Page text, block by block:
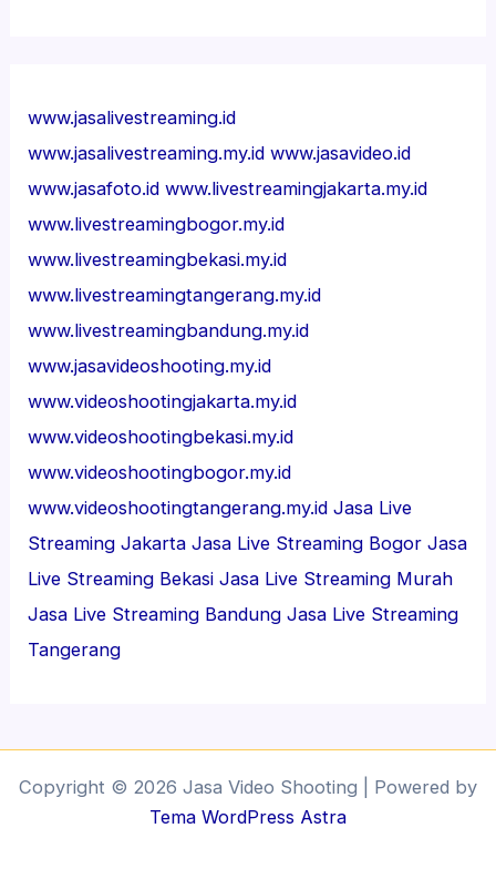
www.jasalivestreaming.id
www.jasalivestreaming.my.id www.jasavideo.id
www.jasafoto.id www.livestreamingjakarta.my.id
www.livestreamingbogor.my.id
www.livestreamingbekasi.my.id
www.livestreamingtangerang.my.id
www.livestreamingbandung.my.id
www.jasavideoshooting.my.id
www.videoshootingjakarta.my.id
www.videoshootingbekasi.my.id
www.videoshootingbogor.my.id
www.videoshootingtangerang.my.id Jasa Live
Streaming Jakarta Jasa Live Streaming Bogor Jasa
Live Streaming Bekasi Jasa Live Streaming Murah
Jasa Live Streaming Bandung Jasa Live Streaming
Tangerang
Copyright © 2026 Jasa Video Shooting | Powered by
Tema WordPress Astra